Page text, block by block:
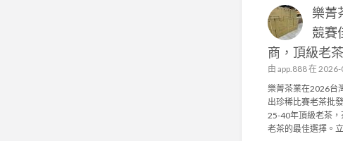
樂菁
競賽
商，頂級老
由 app.888在 2026-
樂菁茶業在2026台
出珍稀比賽老茶批
25-40年頂級老茶
老茶的最佳選擇。